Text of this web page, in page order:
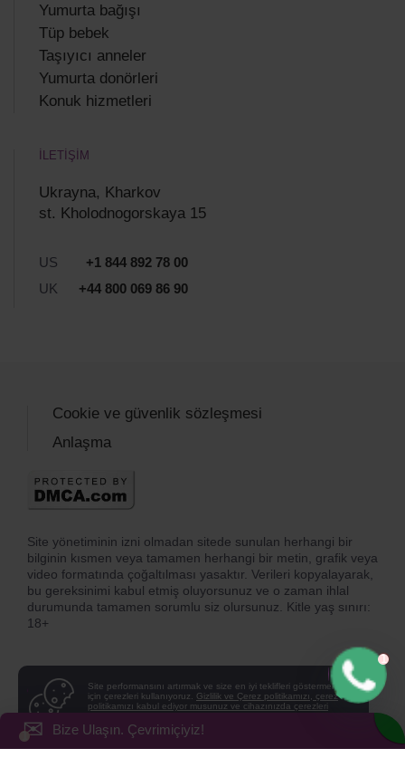
Yumurta bağışı
Tüp bebek
Taşıyıcı anneler
Yumurta donörleri
Konuk hizmetleri
İLETİŞİM
Ukrayna, Kharkov
st. Kholodnogorskaya 15
US
+1 844 892 78 00
UK
+44 800 069 86 90
Site yönetiminin izni olmadan sitede sunulan herhangi bir
bilginin kısmen veya tamamen herhangi bir metin, grafik veya
video formatında çoğaltılması yasaktır. Verileri kopyalayarak,
bu gereksinimi kabul etmiş oluyorsunuz ve o zaman ihlal
durumunda tamamen sorumlu siz olursunuz. Kitle yaş sınırı:
18+
Cookie ve güvenlik sözleşmesi
Anlaşma
Site performansını artırmak ve size en iyi teklifleri göstermek
için çerezleri kullanıyoruz. Gizlilik ve Çerez politikamızı, çerez
politikamızı kabul ediyor musunuz ve cihazınızda çerezleri
EVET HAIR
✉ Bize Ulaşın. Çevrimiçiyiz!